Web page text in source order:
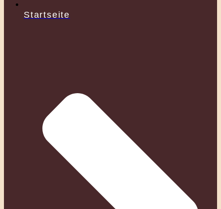
Startseite